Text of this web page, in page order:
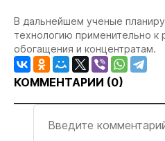
В дальнейшем ученые
технологию применительно к
обогащения и концентратам.
КОММЕНТАРИИ (0)